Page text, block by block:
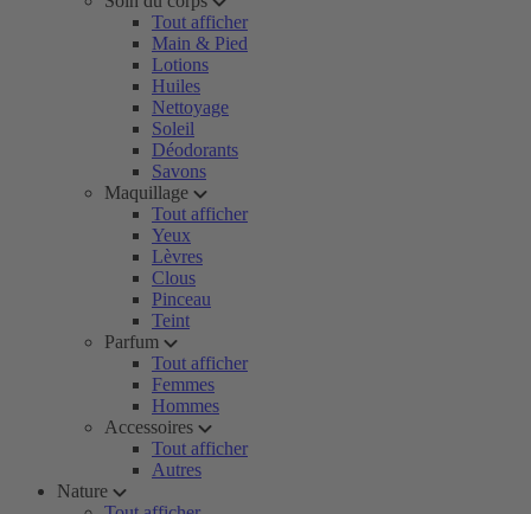
Tout afficher
Main & Pied
Lotions
Huiles
Nettoyage
Soleil
Déodorants
Savons
Maquillage
Tout afficher
Yeux
Lèvres
Clous
Pinceau
Teint
Parfum
Tout afficher
Femmes
Hommes
Accessoires
Tout afficher
Autres
Nature